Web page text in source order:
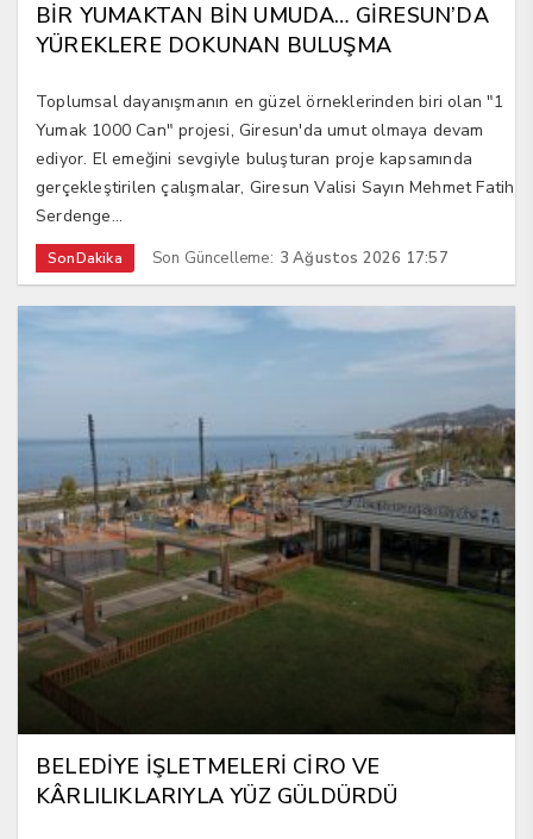
BİR YUMAKTAN BİN UMUDA… GİRESUN’DA
YÜREKLERE DOKUNAN BULUŞMA
Toplumsal dayanışmanın en güzel örneklerinden biri olan "1
Yumak 1000 Can" projesi, Giresun'da umut olmaya devam
ediyor. El emeğini sevgiyle buluşturan proje kapsamında
gerçekleştirilen çalışmalar, Giresun Valisi Sayın Mehmet Fatih
Serdenge...
SonDakika Son Güncelleme: 3 Ağustos 2026 17:57
BELEDİYE İŞLETMELERİ CİRO VE
KÂRLILIKLARIYLA YÜZ GÜLDÜRDÜ